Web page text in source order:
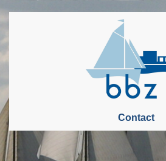
Contact